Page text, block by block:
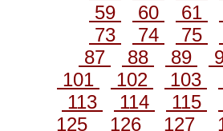
59
60 61
73
74 75
87
88 89
101
102 103
113
114 115
125
126 127